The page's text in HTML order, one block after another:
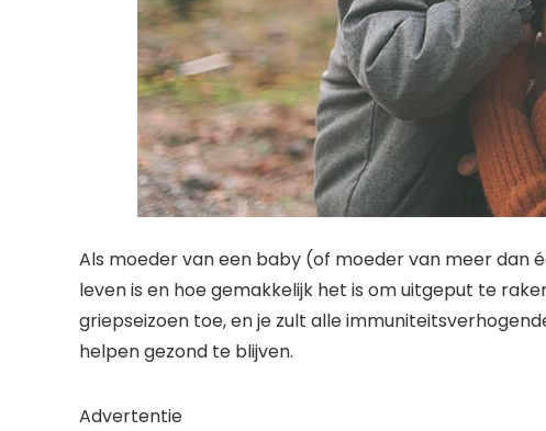
Als moeder van een baby (of moeder van meer dan
leven is en hoe gemakkelijk het is om uitgeput te
griepseizoen toe, en je zult alle
helpen gezond te blijven.
Advertentie